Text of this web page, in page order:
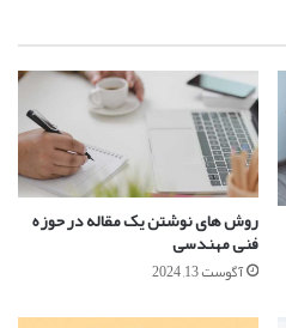
روش های نوشتن یک مقاله در حوزه
فنی مهندسی
آگوست 13, 2024